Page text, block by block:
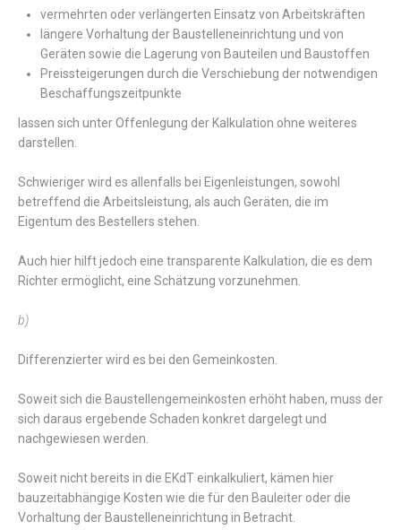
vermehrten oder verlängerten Einsatz von Arbeitskräften
längere Vorhaltung der Baustelleneinrichtung und von
Geräten sowie die Lagerung von Bauteilen und Baustoffen
Preissteigerungen durch die Verschiebung der notwendigen
Beschaffungszeitpunkte
lassen sich unter Offenlegung der Kalkulation ohne weiteres
darstellen.
Schwieriger wird es allenfalls bei Eigenleistungen, sowohl
betreffend die Arbeitsleistung, als auch Geräten, die im
Eigentum des Bestellers stehen.
Auch hier hilft jedoch eine transparente Kalkulation, die es dem
Richter ermöglicht, eine Schätzung vorzunehmen.
b)
Differenzierter wird es bei den Gemeinkosten.
Soweit sich die Baustellengemeinkosten erhöht haben, muss der
sich daraus ergebende Schaden konkret dargelegt und
nachgewiesen werden.
Soweit nicht bereits in die EKdT einkalkuliert, kämen hier
bauzeitabhängige Kosten wie die für den Bauleiter oder die
Vorhaltung der Baustelleneinrichtung in Betracht.